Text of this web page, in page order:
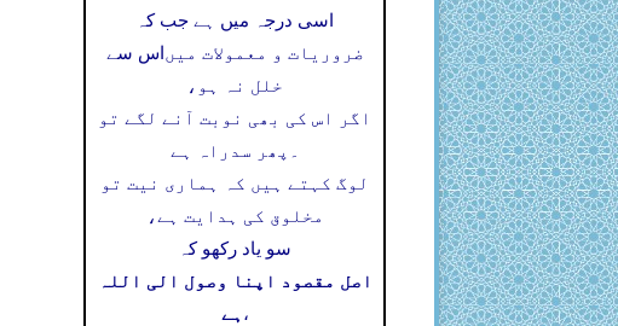
اسی درجہ میں ہے جب کہ
اس سے ضروریات و معمولات میں
خلل نہ ہو،
اگر اس کی بھی نوبت آنے لگے تو
پھر سدراہ ہے ۔
لوگ کہتے ہیں کہ ہماری نیت تو
مخلوق کی ہدایت ہے،
سو یاد رکھو کہ
اصل مقصود اپنا وصول الی اللہ
ہے ،